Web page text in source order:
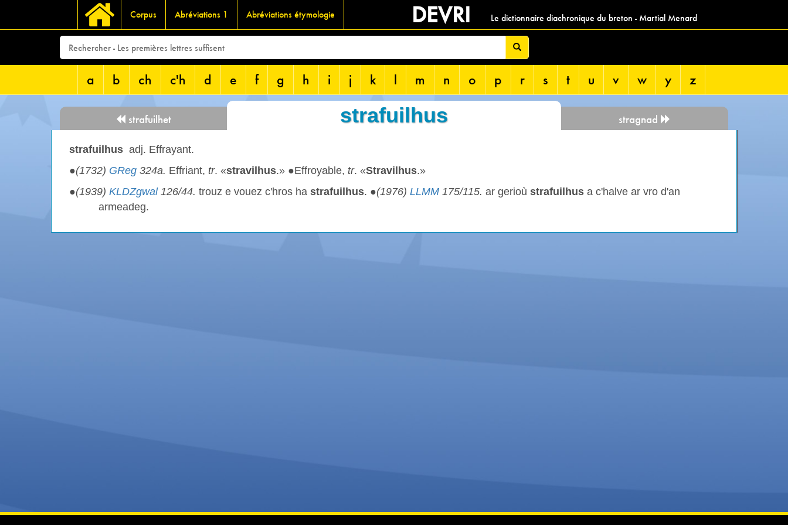
Corpus Abréviations 1 Abréviations étymologie DEVRI Le dictionnaire diachronique du breton - Martial Menard
a b ch c'h d e f g h i j k l m n o p r s t u v w y z
strafuilhet strafuilhus stragnad
strafuilhus adj. Effrayant.
●(1732) GReg 324a. Effriant, tr. «stravilhus.» ●Effroyable, tr. «Stravilhus.»
●(1939) KLDZgwal126/44. trouz e vouez c'hros ha strafuilhus. ●(1976) LLMM 175/115. ar gerioù strafuilhus a c'halve ar vro d'an
armeadeg.